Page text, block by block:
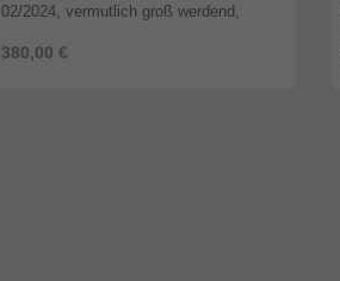
380,00 €
02/2024, vermutlich groß werdend,
Heimtierpass, vor Ausreise Test auf